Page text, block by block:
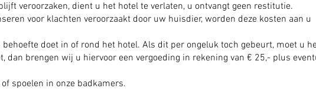
veroorzaken, dient u het hotel te verlaten, u ontvangt geen restitutie.
voor klachten veroorzaakt door uw huisdier, worden deze kosten aan u
doet in of rond het hotel. Als dit per ongeluk toch gebeurt, moet u
dan brengen wij u hiervoor een vergoeding in rekening van € 25,- plus
spoelen in onze badkamers.